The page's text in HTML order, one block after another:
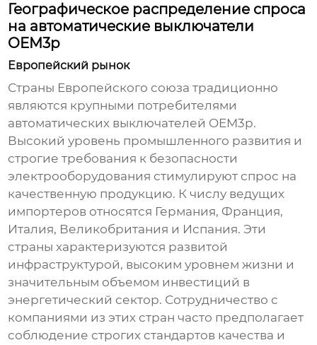
Географическое распределение спроса
на автоматические выключатели
OEM3p
Европейский рынок
Страны Европейского союза традиционно
являются крупными потребителями
автоматических выключателей OEM3p.
Высокий уровень промышленного развития и
строгие требования к безопасности
электрооборудования стимулируют спрос на
качественную продукцию. К числу ведущих
импортеров относятся Германия, Франция,
Италия, Великобритания и Испания. Эти
страны характеризуются развитой
инфраструктурой, высоким уровнем жизни и
значительным объемом инвестиций в
энергетический сектор. Сотрудничество с
компаниями из этих стран часто предполагает
соблюдение строгих стандартов качества и